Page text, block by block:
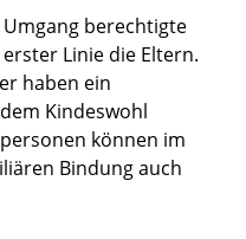
berechtigte
Linie die Eltern.
haben ein
Kindeswohl
können im
Bindung auch